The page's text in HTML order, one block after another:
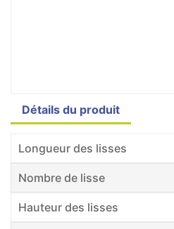
Détails du produit
Longueur des lisses
Nombre de lisse
Hauteur des lisses